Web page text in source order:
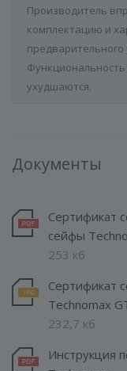
Производитель
комплектацию и
ухудшаются.
Документы
Сертификат
сейфы
253 кб
Сертификат
Technomax
232,7 кб
Инструкция